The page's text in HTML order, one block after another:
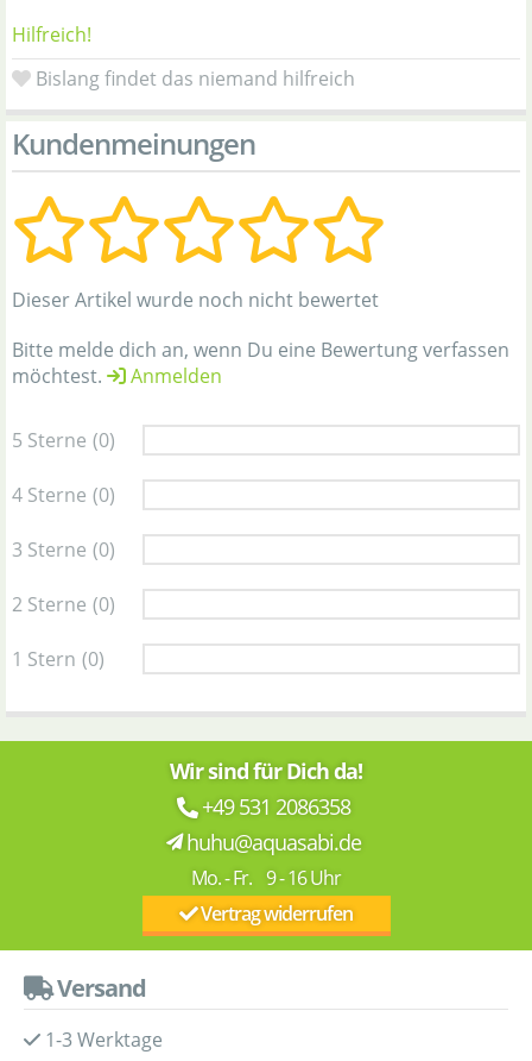
Hilfreich!
Bislang findet das niemand hilfreich
Kundenmeinungen
Dieser Artikel wurde noch nicht bewertet
Bitte melde dich an, wenn Du eine Bewertung verfassen
möchtest.
Anmelden
5 Sterne (0)
4 Sterne (0)
3 Sterne (0)
2 Sterne (0)
1 Stern (0)
Wir sind für Dich da!
+49 531 2086358
huhu@aquasabi.de
Mo. - Fr. 9 - 16 Uhr
Vertrag widerrufen
Versand
1-3 Werktage